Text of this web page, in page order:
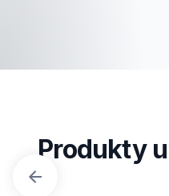
Produkty